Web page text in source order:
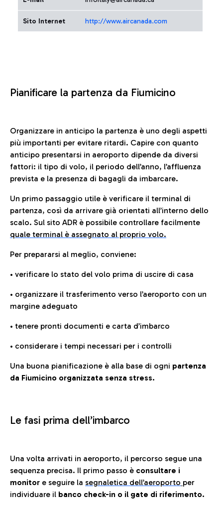
Sito Internet http://www.aircanada.com
Pianificare la partenza da Fiumicino
Organizzare in anticipo la partenza è uno degli aspetti
più importanti per evitare ritardi. Capire con quanto
anticipo presentarsi in aeroporto dipende da diversi
fattori: il tipo di volo, il periodo dell’anno, l’affluenza
prevista e la presenza di bagagli da imbarcare.
Un primo passaggio utile è verificare il terminal di
partenza, così da arrivare già orientati all’interno dello
scalo. Sul sito ADR è possibile controllare facilmente
quale terminal è assegnato al proprio volo.
Per prepararsi al meglio, conviene:
• verificare lo stato del volo prima di uscire di casa
• organizzare il trasferimento verso l’aeroporto con un
margine adeguato
• tenere pronti documenti e carta d’imbarco
• considerare i tempi necessari per i controlli
Una buona pianificazione è alla base di ogni partenza
da Fiumicino organizzata senza stress.
Le fasi prima dell’imbarco
Una volta arrivati in aeroporto, il percorso segue una
sequenza precisa. Il primo passo è consultare i
monitor e seguire la segnaletica dell’aeroporto per
individuare il banco check-in o il gate di riferimento.